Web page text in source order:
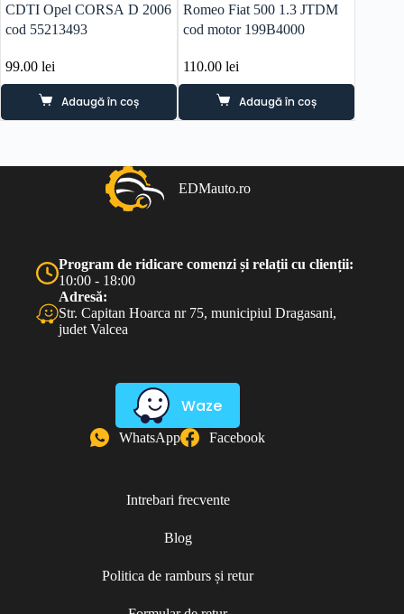
CDTI Opel CORSA D 2006
cod 55213493
99.00 lei
Adaugă în coș
Romeo Fiat 500 1.3 JTDM
cod motor 199B4000
110.00lei
Adaugă în coș
EDMauto.ro
Program de ridicare comenzi și relații cu clienții:
10:00 - 18:00
Adresă:
Str. Capitan Hoarca nr 75, municipiul Dragasani,
judet Valcea
Waze
WhatsApp Facebook
Intrebari frecvente
Blog
Politica de ramburs și retur